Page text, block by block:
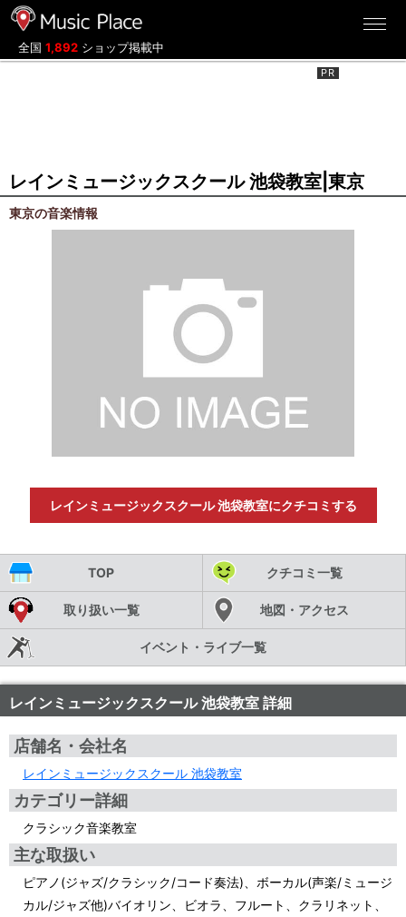
全国 1,892 ショップ掲載中
レインミュージックスクール 池袋教室|東京
東京の音楽情報
レインミュージックスクール 池袋教室にクチコミする
TOP クチコミ一覧
取り扱い一覧 地図・アクセス
イベント・ライブ一覧
レインミュージックスクール 池袋教室 詳細
店舗名・会社名
レインミュージックスクール 池袋教室
カテゴリー詳細
クラシック音楽教室
主な取扱い
ピアノ(ジャズ/クラシック/コード奏法)、ボーカル(声楽/ミュージ
カル/ジャズ他)バイオリン、ビオラ、フルート、クラリネット、